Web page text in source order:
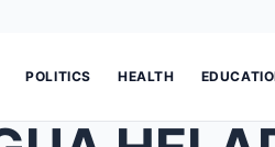
POLITICS HEALTH